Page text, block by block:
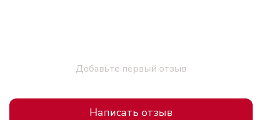
Добавьте первый отзыв
Написать отзыв